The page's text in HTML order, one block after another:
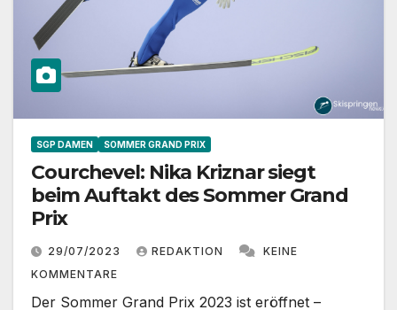
SGP DAMEN SOMMER GRAND PRIX
Courchevel: Nika Kriznar siegt
beim Auftakt des Sommer Grand
Prix
29/07/2023 REDAKTION
KEINE
KOMMENTARE
Der Sommer Grand Prix 2023 ist eröffnet –